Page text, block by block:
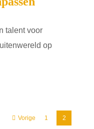
talent voor
op
Vorige 1 2